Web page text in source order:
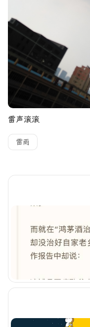
雷声滚滚
雷雨